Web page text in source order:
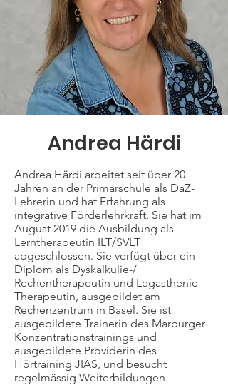
Andrea Härdi
Andrea Härdi arbeitet seit über 20
Jahren an der Primarschule als DaZ-
Lehrerin und hat Erfahrung als
integrative Förderlehrkraft. Sie hat im
August 2019 die Ausbildung als
Lerntherapeutin ILT/SVLT
abgeschlossen. Sie verfügt über ein
Diplom als Dyskalkulie-/
Rechentherapeutin und Legasthenie-
Therapeutin, ausgebildet am
Rechenzentrum in Basel. Sie ist
ausgebildete Trainerin des Marburger
Konzentrationstrainings und
ausgebildete Providerin des
Hörtraining JIAS, und besucht
regelmässig Weiterbildungen.